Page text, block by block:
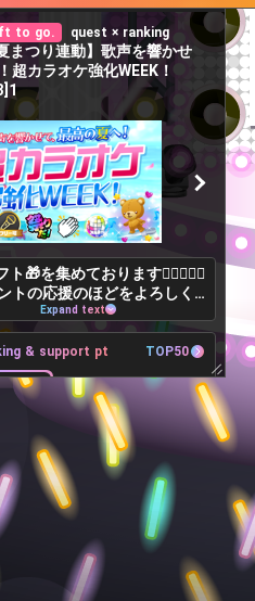
to go. quest × ranking
まつり連動】歌声を響かせ
超カラオケ強化WEEK！
ト🎁を集めております🙇🏻‍♀️✨✨
トの応援のほどをよろしく
します🙇🏻‍♀️✨✨✨
Expand text
& support pt TOP50
8Place
+11,857pt
10Place
-198pt
pt, Benefits All 40Lv
19Lv120,000pt
more to achieve
来てくれるリスナーさんの中